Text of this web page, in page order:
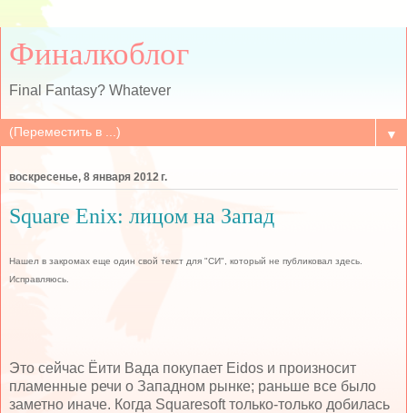
Финалкоблог
Final Fantasy? Whatever
▼
воскресенье, 8 января 2012 г.
Square Enix: лицом на Запад
Нашел в закромах еще один свой текст для "СИ", который не публиковал здесь.
Исправляюсь.
Это сейчас Ёити Вада покупает Eidos и произносит
пламенные речи о Западном рынке; раньше все было
заметно иначе. Когда Squaresoft только-только добилась